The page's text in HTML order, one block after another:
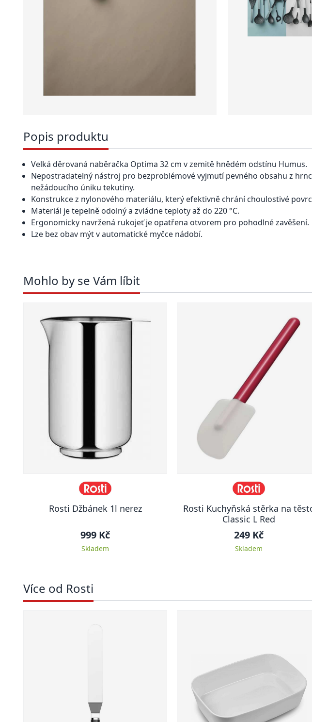
Popis produktu
Velká děrovaná naběračka Optima 32 cm v zemitě hnědém odstínu Humus.
Nepostradatelný nástroj pro bezproblémové vyjmutí pevného obsahu z
nežádoucího úniku tekutiny.
Konstrukce z nylonového materiálu, který efektivně chrání choulostivé
Materiál je tepelně odolný a zvládne teploty až do 220 °C.
Ergonomicky navržená rukojeť je opatřena otvorem pro pohodlné zavěšení.
Lze bez obav mýt v automatické myčce nádobí.
Mohlo by se Vám líbit
Rosti Džbánek 1l nerez
999 Kč
Skladem
Rosti Kuchyňská stěrka na
Classic L Red
249 Kč
Skladem
Více od Rosti